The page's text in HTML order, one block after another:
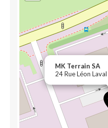
MK Terrain SA
24 Rue Léon